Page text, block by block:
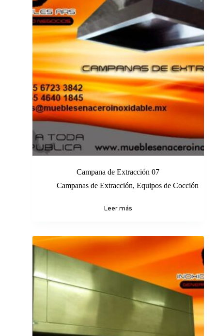
Campana de Extracción 07
Campanas de Extracción,Equipos de Cocción
Leer más